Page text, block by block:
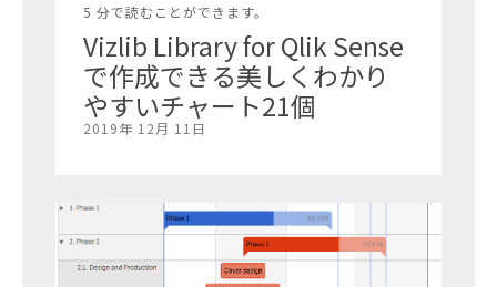
5 分で読むことができます。
Vizlib Library for Qlik Sense
で作成できる美しくわかり
やすいチャート21個
2019年 12月 11日